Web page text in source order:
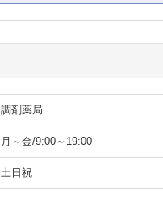
調剤薬局
月～金/9:00～19:00
土日祝